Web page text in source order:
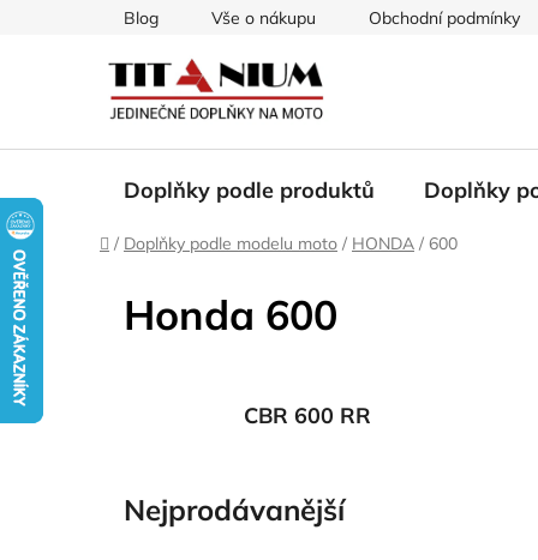
Blog Vše o nákupu Obchodní podmínky
Doplňky podle produktů Doplňky
Domů
/ Doplňky podle modelu moto / HONDA / 600
Honda 600
CBR 600 RR
Nejprodávanější